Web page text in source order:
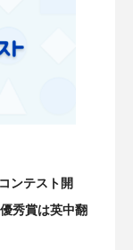
ンテスト開
秀賞は英中翻